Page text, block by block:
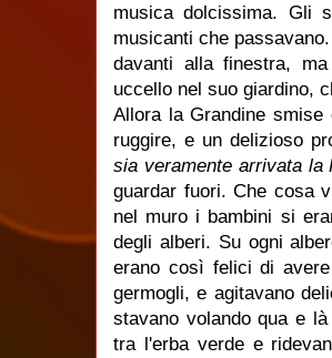
musica dolcissima. Gli
musicanti che
davanti alla finestra,
uccello nel suo giardino,
Allora la Grandine
ruggire, e un delizioso
sia veramente arrivata la
guardar fuori. Che cosa
nel muro i bambini si
degli alberi. Su ogni
erano così felici di
germogli, e agitavano
stavano volando qua e
tra l'erba verde e